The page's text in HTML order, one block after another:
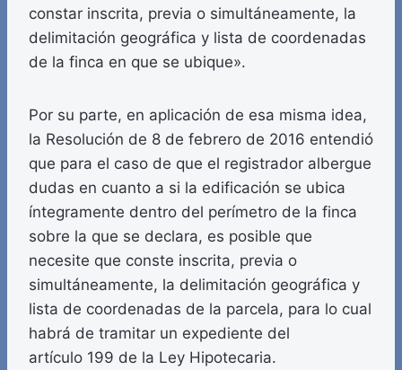
constar inscrita, previa o simultáneamente, la
delimitación geográfica y lista de coordenadas
de la finca en que se ubique».
Por su parte, en aplicación de esa misma idea,
la Resolución de 8 de febrero de 2016 entendió
que para el caso de que el registrador albergue
dudas en cuanto a si la edificación se ubica
íntegramente dentro del perímetro de la finca
sobre la que se declara, es posible que
necesite que conste inscrita, previa o
simultáneamente, la delimitación geográfica y
lista de coordenadas de la parcela, para lo cual
habrá de tramitar un expediente del
artículo 199 de la Ley Hipotecaria.